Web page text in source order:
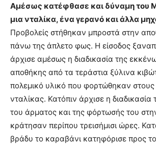
Αμέσως κατέφθασε και δύναμη του
μια νταλίκα, ένα γερανό και άλλα
Προβολείς στήθηκαν μπροστά στην
πάνω της άπλετο φως. Η είσοδος
άρχισε αμέσως η διαδικασία της
αποθήκης από τα τεράστια ξύλινα
πολεμικό υλικό που φορτώθηκαν
νταλίκας. Κατόπιν άρχισε η
του άρματος και της φόρτωσής του
κράτησαν περίπου τρεισήμισι ώρες.
βράδυ το καραβάνι κατηφόρισε προς